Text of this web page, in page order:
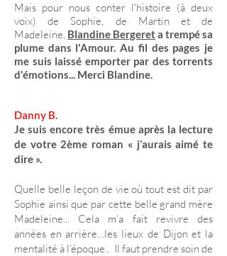
Mais pour nous conter l'histoire (à deux
voix) de Sophie, de Martin et de
Madeleine, Blandine Bergereta trempé sa
plume dans l'Amour. Au fil des pages je
me suis laissé emporter par des torrents
d'émotions... Merci Blandine.
Danny B.
Je suis encore très émue après la lecture
de votre 2ème roman « j’aurais aimé te
dire ».
Quelle belle leçon de vie où tout est dit par
Sophie ainsi que par cette belle grand mère
Madeleine... Cela m’a fait revivre des
années en arrière…les lieux de Dijon et la
mentalité à l’époque.. Il faut prendre soin de